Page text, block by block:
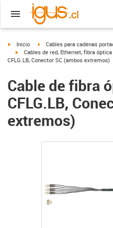
igus-icon-arrow-right
Inicio igus-icon-arrow-right
Cables para cadenas
igus-icon-arrow-right
Cables de red, Ethernet, fibra
CFLG.LB, Conector SC (ambos extremos)
Cable de fibra
CFLG.LB,
extremos)